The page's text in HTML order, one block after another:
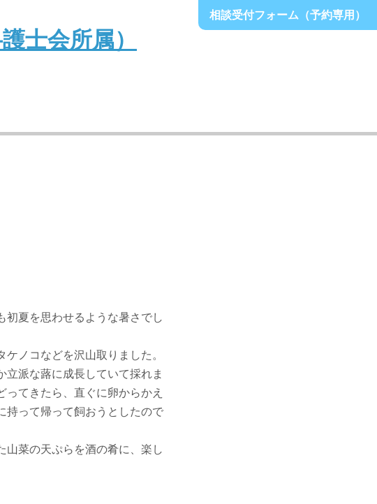
相談受付フォーム（予約専用）
初夏を思わせるような暑さでし
ノコなどを沢山取りました。
派な蕗に成長していて採れま
てきたら、直ぐに卵からかえ
持って帰って飼おうとしたので
山菜の天ぷらを酒の肴に、楽し